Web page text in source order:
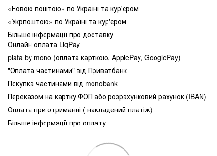
«Новою поштою» по Україні та кур'єром
«Укрпоштою» по Україні та кур'єром
Більше інформації про доставку
Онлайн оплата LiqPay
plata by mono (оплата карткою, ApplePay, GooglePay)
"Оплата частинами" від Приватбанк
Покупка частинами від monobank
Переказом на картку ФОП або розрахунковий рахунок (IBAN)
Оплата при отриманні ( накладений платіж)
Більше інформації про оплату